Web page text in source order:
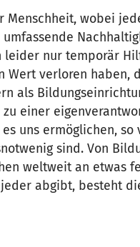
Menschheit, wobei
nur temporär
Wert verloren haben,
als
einer
uns ermöglichen, so
sind. Von
weltweit an etwas
abgibt, besteht